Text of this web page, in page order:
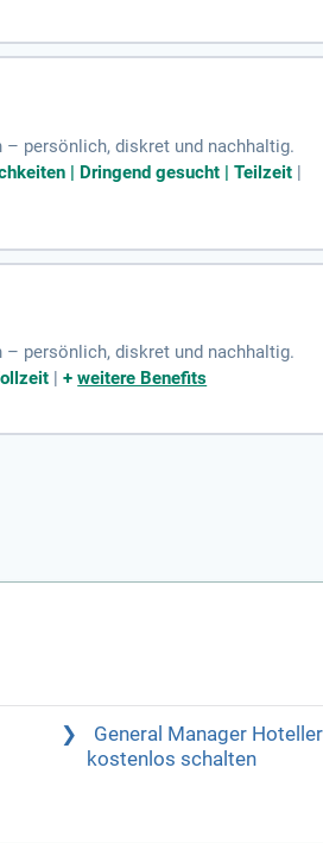
persönlich, diskret und nachhaltig.
| Dringend gesucht | Teilzeit |
persönlich, diskret und nachhaltig.
|+weitere Benefits
General Manager
kostenlos schalten